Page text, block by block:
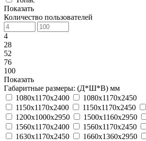
Показать
Количество пользователей
4
28
52
76
100
Показать
Габаритные размеры: (Д*Ш*В) мм
1080х1170х2400
1080х1170х2450
1150х1170х2400
1150х1170х2450
1200х1000х2950
1500х1160х2950
1560х1170х2400
1560х1170х2450
1630х1170х2450
1660х1360х2950